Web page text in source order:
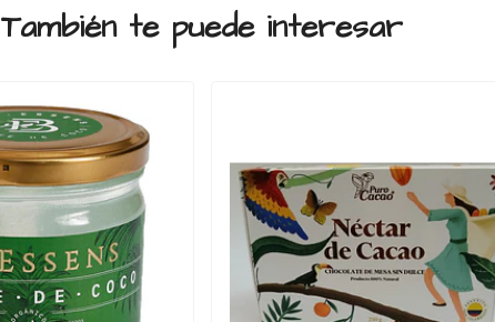
También te puede interesar